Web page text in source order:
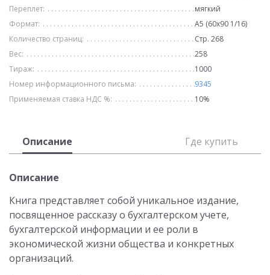
Переплет:
мягкий
Формат:
А5 (60х90 1/16)
Количество страниц:
Стр. 268
Вес:
258
Тираж:
1000
Номер информационного письма:
9345
Применяемая ставка НДС %:
10%
Описание Где купить
Описание
Книга представляет собой уникальное издание,
посвященное рассказу о бухгалтерском учете,
бухгалтерской информации и ее роли в
экономической жизни общества и конкретных
организаций.